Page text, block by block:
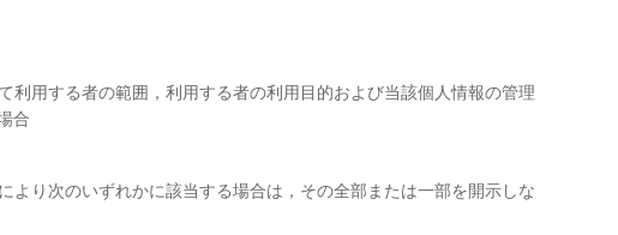
用する者の範囲，利用する者の利用目的および当該個人情報の管理
合
り次のいずれかに該当する場合は，その全部または一部を開示しな